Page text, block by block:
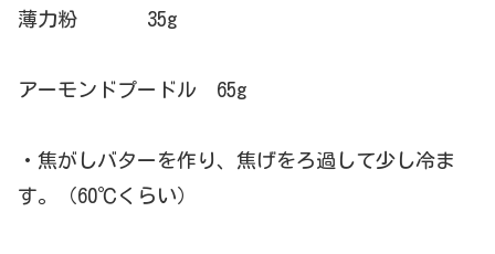
薄力粉 35g
アーモンドプードル 65g
・焦がしバターを作り、焦げをろ過して少し冷ま
す。（60℃くらい）